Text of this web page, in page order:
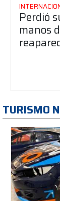
Perdió
manos
TURISMO